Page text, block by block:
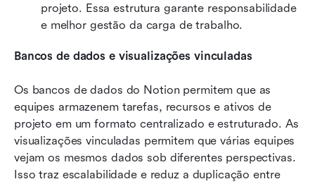
projeto. Essa estrutura garante responsabilidade
e melhor gestão da carga de trabalho.
Bancos de dados e visualizações vinculadas
Os bancos de dados do Notion permitem que as
equipes armazenem tarefas, recursos e ativos de
projeto em um formato centralizado e estruturado. As
visualizações vinculadas permitem que várias equipes
vejam os mesmos dados sob diferentes perspectivas.
Isso traz escalabilidade e reduz a duplicação entre